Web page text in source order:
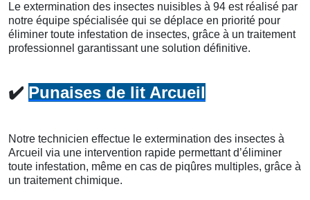
Le extermination des insectes nuisibles à 94 est réalisé par
notre équipe spécialisée qui se déplace en priorité pour
éliminer toute infestation de insectes, grâce à un traitement
professionnel garantissant une solution définitive.
✔️ Punaises de lit Arcueil
Notre technicien effectue le extermination des insectes à
Arcueil via une intervention rapide permettant d’éliminer
toute infestation, même en cas de piqûres multiples, grâce à
un traitement chimique.